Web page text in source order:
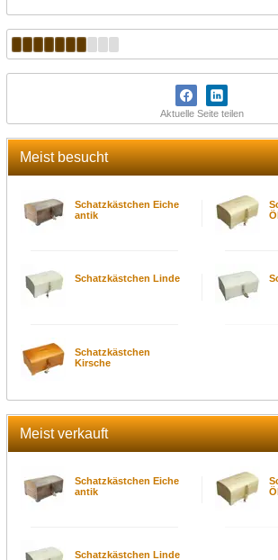
Aktuelle Seite teilen
Meist besucht
Schatzkästchen Eiche
antik
Schatzkästchen Linde
Schatzkästchen
Kirsche
Meist verkauft
Schatzkästchen Eiche
antik
Schatzkästchen Linde